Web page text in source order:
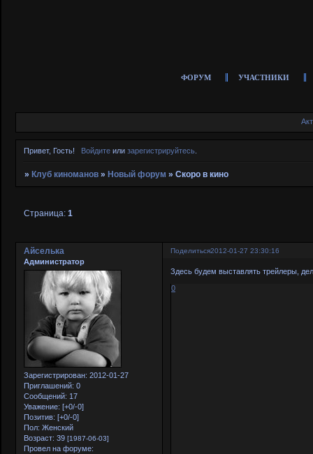
ФОРУМ УЧАСТНИКИ
Привет, Гость! Войдитеили зарегистрируйтесь.
»Клуб киноманов »Новый форум »Скоро в кино
Страница:1
Поделиться2012-01-27 23:30:16
Айселька
Администратор
Зарегистрирован: 2012-01-27
Приглашений: 0
Сообщений: 17
Уважение: [+0/-0]
Позитив: [+0/-0]
Пол: Женский
Возраст: 39 [1987-06-03]
Провел на форуме:
Здесь будем выставлять трейлеры,
0